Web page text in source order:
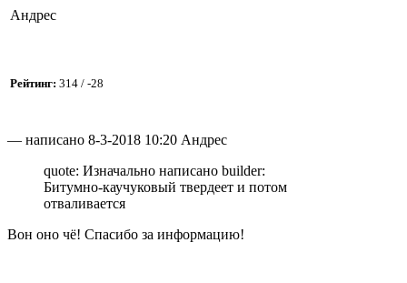
Андрес
Рейтинг: 314 / -28
— написано 8-3-2018 10:20 Андрес
quote: Изначально написано builder:
Битумно-каучуковый твердеет и потом
отваливается
Вон оно чё! Спасибо за информацию!